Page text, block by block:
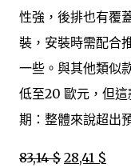
性強，後排也有覆
裝，安裝時需配合
一些。與其他類似
低至20 歐元，但
期：整體來說超出
83,14 $ 28,41 $